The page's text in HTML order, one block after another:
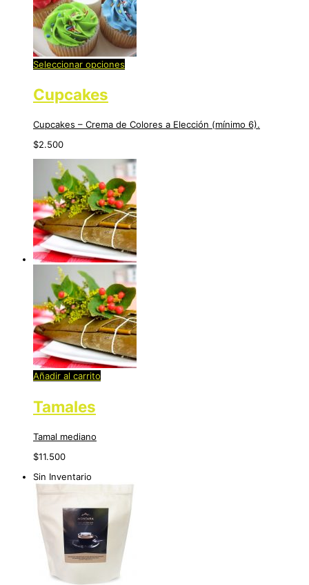
Seleccionar opciones
Cupcakes
Cupcakes – Crema de Colores a Elección (mínimo 6).
$2.500
Añadir al carrito
Tamales
Tamal mediano
$11.500
Sin Inventario